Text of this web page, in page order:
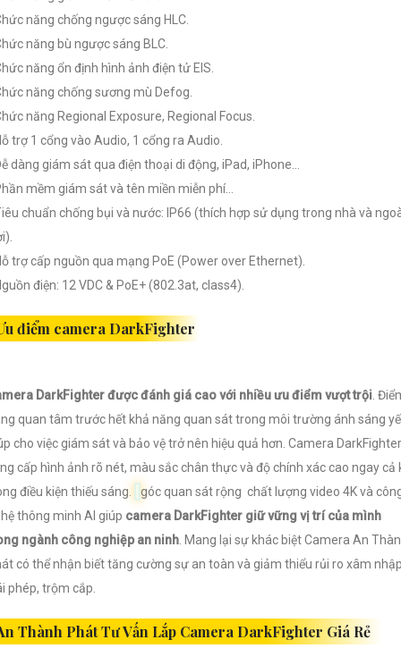
năng chống ngược sáng HLC.
năng bù ngược sáng BLC.
năng ổn định hình ảnh điện tử EIS.
năng chống sương mù Defog.
năng Regional Exposure, Regional Focus.
trợ 1 cổng vào Audio, 1 cổng ra Audio.
dàng giám sát qua điện thoại di động, iPad, iPhone…
mềm giám sát và tên miền miễn phí…
chuẩn chống bụi và nước: IP66 (thích hợp sử dụng trong nhà và
trợ cấp nguồn qua mạng PoE (Power over Ethernet).
điện: 12 VDC & PoE+ (802.3at, class4).
điểm camera DarkFighter
DarkFighter được đánh giá cao với nhiều ưu điểm vượt trội .
quan tâm trước hết khả năng quan sát trong môi trường ánh sáng
cho việc giám sát và bảo vệ trở nên hiệu quả hơn. Camera DarkFighter
cấp hình ảnh rõ nét, màu sắc chân thực và độ chính xác cao ngay cả
điều kiện thiếu sáng.
góc quan sát rộng chất lượng video 4K và
thông minh AI giúp camera DarkFighter giữ vững vị trí của mình
ngành công nghiệp an ninh . Mang lại sự khác biệt Camera An
có thể nhận biết tăng cường sự an toàn và giảm thiểu rủi ro xâm
phép, trộm cắp.
Thành Phát Tư Vấn Lắp Camera DarkFighter Giá Rẻ